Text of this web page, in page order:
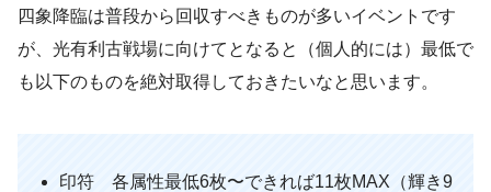
四象降臨は普段から回収すべきものが多いイベントです
が、光有利古戦場に向けてとなると（個人的には）最低で
も以下のものを絶対取得しておきたいなと思います。
印符 各属性最低6枚〜できれば11枚MAX（輝き9